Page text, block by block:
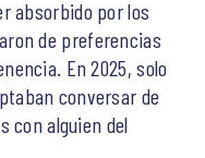
absorbido por los
de preferencias
En 2025, solo
conversar de
con alguien del